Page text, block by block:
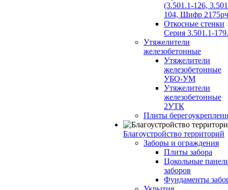
(3.501.1-126,
104, Шифр
Откосные стенки
Серия 3.501.1-
Утяжелители
железобетонные
Утяжелители
железобетонные
УБО-УМ
Утяжелители
железобетонные
2УТК
Плиты
Благоустройство территорий
Заборы и ограждения
Плиты забора
Цокольные
заборов
Фундаменты